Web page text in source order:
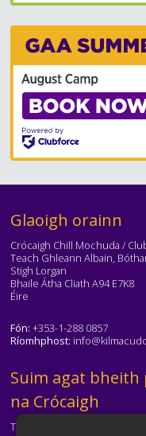
Téasc
Glaoigh orainn
Crócaigh Chill Mochuda /
Teach Ghleann Albain,
Stigh Lorgan
Bhaile Átha Cliath A94 E7K8
Éire
Fón: +353-1-288 0857
Ríomhphost:
Téasc
Suim agat bheith
na Crócaigh
Tá Cill Mochuda na